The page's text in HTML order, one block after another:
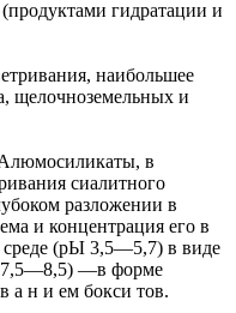
гидратации и
наибольшее
щелочноземельных и
в
сиалитного
разложении в
и концентрация его в
среде (рЫ 3,5—5,7) в виде
7,5—8,5) —в форме
а н и ем бокси тов.